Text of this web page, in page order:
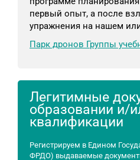
первый опыт, а после
упражнения на нашем
Парк дронов Группы
Легитимные
образовании и/
квалификации
Регистрируем в Едином
ФРДО) выдаваемые